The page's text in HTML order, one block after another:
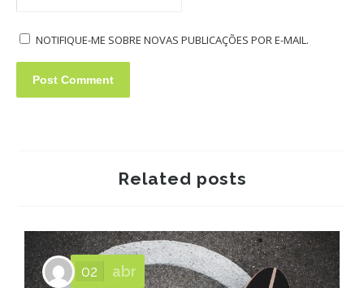
NOTIFIQUE-ME SOBRE NOVAS PUBLICAÇÕES POR E-MAIL.
Related posts
02 abr